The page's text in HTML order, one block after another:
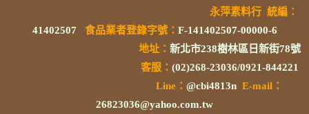
永萍素料行 統編 ：
41402507
食品業者登錄字號： F-141402507-00000-6
地址： 新北市238樹林區日新街78號
客服： (02)268-23036/0921-844221
Line： @cbi4813n E-mail：
26823036@yahoo.com.tw